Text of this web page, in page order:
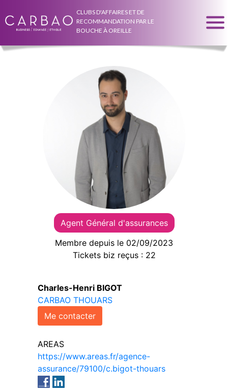
CLUBS D'AFFAIRES ET DE
RECOMMANDATION PAR LE
BOUCHE À OREILLE
Agent Général d'assurances
Membre depuis le 02/09/2023
Tickets biz reçus : 22
Charles-Henri BIGOT
CARBAO THOUARS
Me contacter
AREAS
https://www.areas.fr/agence-
assurance/79100/c.bigot-thouars